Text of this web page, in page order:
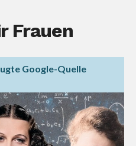
Frauen
Google-Quelle